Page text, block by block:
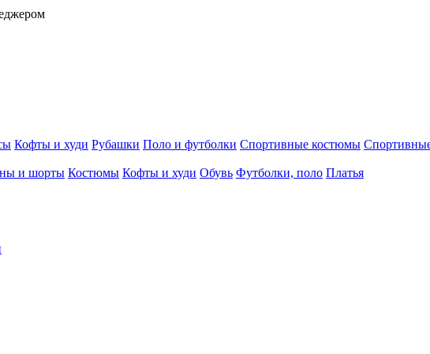
Кофты и худи Рубашки Поло и футболки Спортивные костюмы
и шорты Костюмы Кофты и худи Обувь Футболки, поло Платья